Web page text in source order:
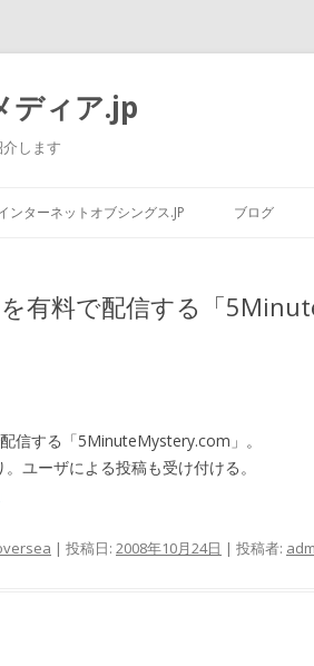
ディア.jp
します
ンターネットオブシングス.JP ブログ
有料で配信する「
信する「5MinuteMystery.com」。
ユーザによる投稿も受け付ける。
| 投稿日: 2008年10月24日 | 投稿者: